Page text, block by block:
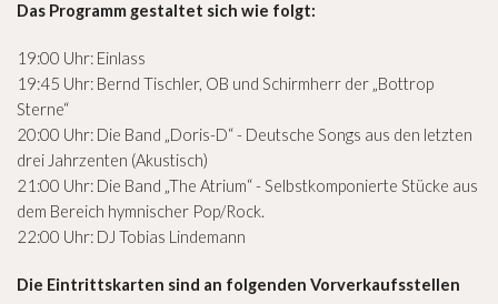
Das Programm gestaltet sich wie folgt:
19:00 Uhr: Einlass
19:45 Uhr: Bernd Tischler, OB und Schirmherr der „Bottrop
Sterne“
20:00 Uhr: Die Band „Doris-D“ - Deutsche Songs aus den letzten
drei Jahrzenten (Akustisch)
21:00 Uhr: Die Band „The Atrium“ - Selbstkomponierte Stücke aus
dem Bereich hymnischer Pop/Rock.
22:00 Uhr: DJ Tobias Lindemann
Die Eintrittskarten sind an folgenden Vorverkaufsstellen